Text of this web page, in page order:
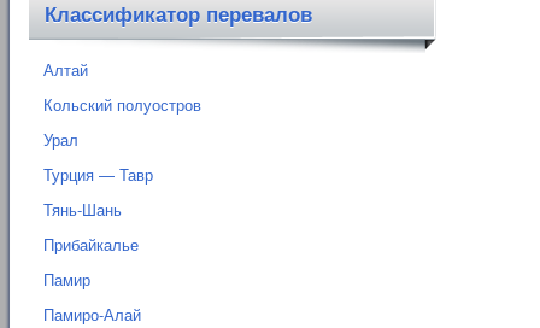
Классификатор перевалов
Алтай
Кольский полуостров
Урал
Турция — Тавр
Тянь-Шань
Прибайкалье
Памир
Памиро-Алай